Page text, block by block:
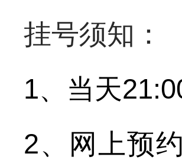
挂号须知：
1、当天
2、网上预